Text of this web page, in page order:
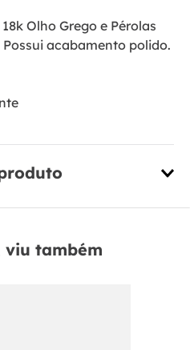
Olho Grego e Pérolas
acabamento polido.
viu também